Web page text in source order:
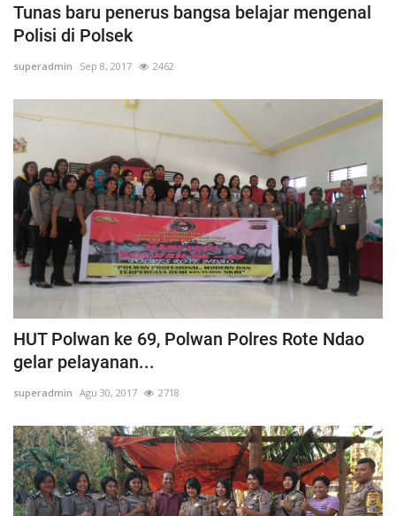
Tunas baru penerus bangsa belajar mengenal
Polisi di Polsek
superadmin Sep 8, 2017 2462
HUT Polwan ke 69, Polwan Polres Rote Ndao
gelar pelayanan...
superadmin Agu 30, 2017 2718